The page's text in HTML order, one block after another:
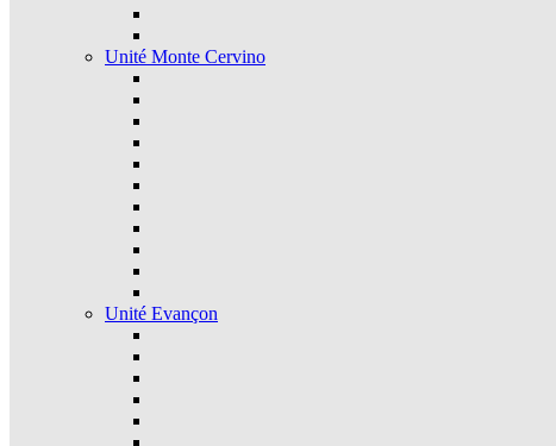
Unité Monte Cervino
Unité Evançon